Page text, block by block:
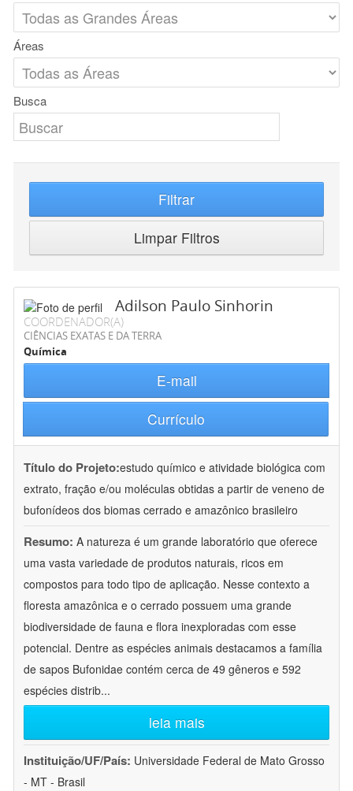
Áreas
Busca
Filtrar
Limpar Filtros
Adilson Paulo Sinhorin
COORDENADOR(A)
CIÊNCIAS EXATAS E DA TERRA
Química
E-mail
Currículo
Título do Projeto:estudo químico e atividade biológica com
extrato, fração e/ou moléculas obtidas a partir de veneno de
bufonídeos dos biomas cerrado e amazônico brasileiro
Resumo: A natureza é um grande laboratório que oferece
uma vasta variedade de produtos naturais, ricos em
compostos para todo tipo de aplicação. Nesse contexto a
floresta amazônica e o cerrado possuem uma grande
biodiversidade de fauna e flora inexploradas com esse
potencial. Dentre as espécies animais destacamos a família
de sapos Bufonidae contém cerca de 49 gêneros e 592
espécies distrib...
leia mais
Instituição/UF/País: Universidade Federal de Mato Grosso
- MT - Brasil